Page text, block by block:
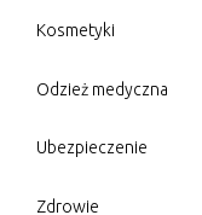
Kosmetyki
Odzież medyczna
Ubezpieczenie
Zdrowie